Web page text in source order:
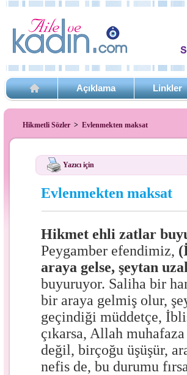
Açıklama Linkler
Hikmetli Sözler > Evlenmekten maksat
Yazıcı için
Evlenmekten maksat
Hikmet ehli zatlar
Peygamber efendimiz,
araya gelse, şeytan
buyuruyor. Saliha bir
bir araya gelmiş olur,
geçindiği müddetçe,
çıkarsa, Allah
değil, birçoğu üşüşür,
nefis de, bu durumu